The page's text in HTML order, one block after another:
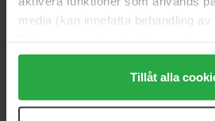
media (kan innefatta behandling av
Genom att trycka på "Tillåt alla
alla cookies, medan du under
användningen av cookies. Du kan
Tillåt alla
50 ml
Normale prijs 23 €
50 ml
Turmeric Glow Moisturizer
N°3